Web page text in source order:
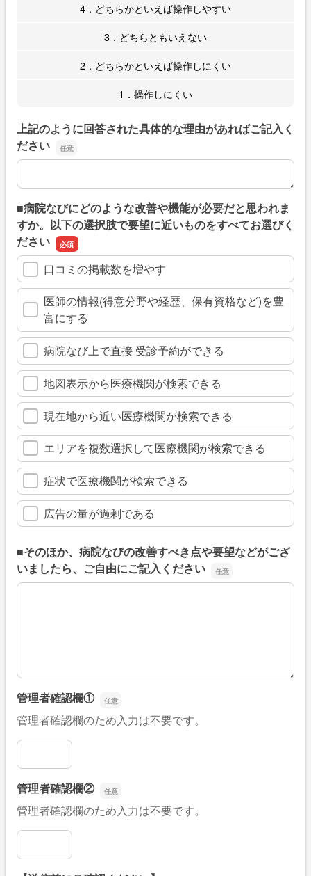
4．どちらかといえば操作しやすい
3．どちらともいえない
2．どちらかといえば操作しにくい
1．操作しにくい
上記のように回答された具体的な理由があればご記入く
ださい
上記のように回答された具体的な理由があればご記入くだ
■病院なびにどのような改善や機能が必要だと思われま
すか。以下の選択肢で要望に近いものをすべてお選びく
ださい
口コミの掲載数を増やす
医師の情報(得意分野や経歴、保有資格など)を豊
富にする
病院なび上で直接 受診予約ができる
地図表示から医療機関が検索できる
現在地から近い医療機関が検索できる
エリアを複数選択して医療機関が検索できる
症状で医療機関が検索できる
広告の量が過剰である
■そのほか、病院なびの改善すべき点や要望などがござ
いましたら、ご自由にご記入ください
■そのほか、病院なびの改善すべき点や要望などがござい
管理者確認欄①
管理者確認欄のため入力は不要です。
管理者確認欄①
管理者確認欄②
管理者確認欄のため入力は不要です。
管理者確認欄②